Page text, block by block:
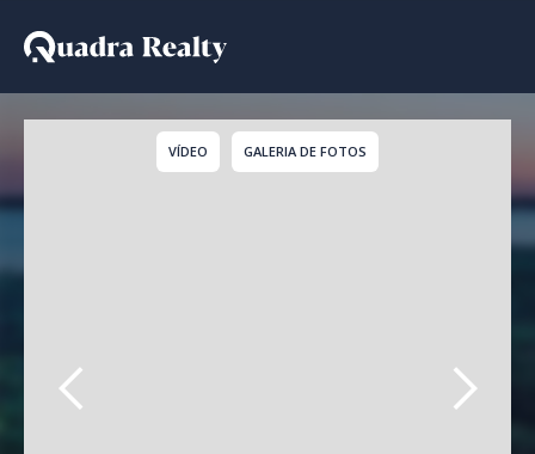
Cobertura a venda em
VÍDEO GALERIA DE FOTOS